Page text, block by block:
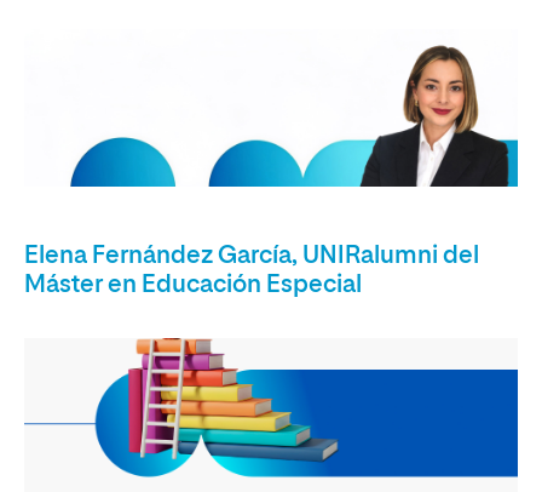
Elena Fernández García, UNIRalumni del
Máster en Educación Especial